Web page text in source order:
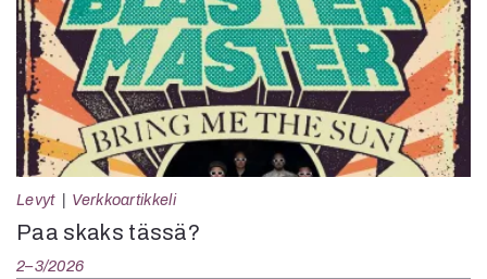
Levyt Verkkoartikkeli
Paa skaks tässä?
2–3/2026